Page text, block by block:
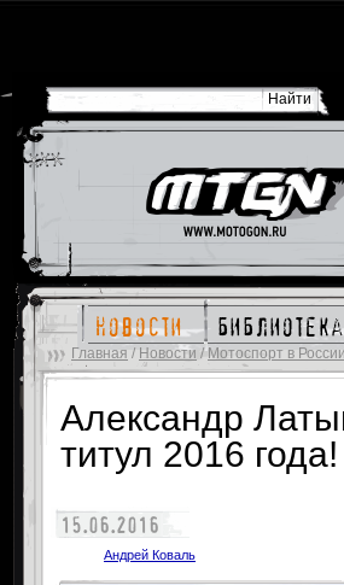
новости библиотека
Главная / Новости /Мотоспорт в России
Александр
титул 2016 года!
15.06.2016
Андрей Коваль